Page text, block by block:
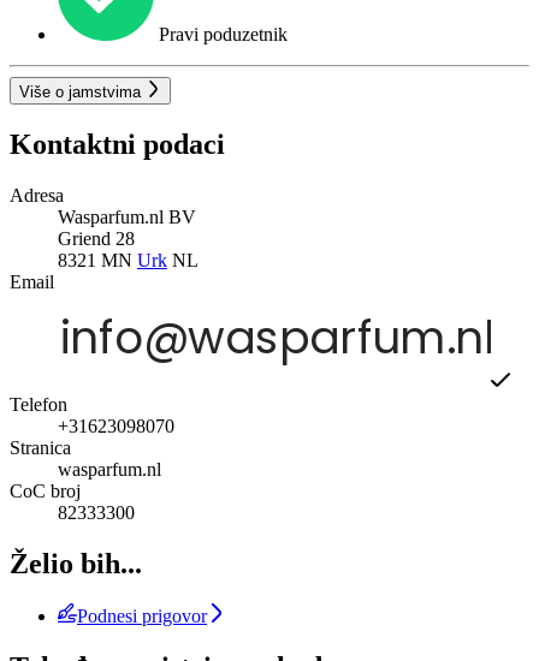
Pravi poduzetnik
Više o jamstvima
Kontaktni podaci
Adresa
Wasparfum.nl BV
Griend 28
8321 MN Urk NL
Email
Telefon
+31623098070
Stranica
wasparfum.nl
CoC broj
82333300
Želio bih...
Podnesi prigovor